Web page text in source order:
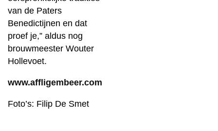
van de Paters
Benedictijnen en dat
proef je,” aldus nog
brouwmeester Wouter
Hollevoet.
www.affligembeer.com
Foto’s: Filip De Smet